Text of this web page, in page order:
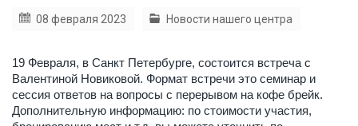
08 февраля 2023 Новости нашего центра
19 Февраля, в Санкт Петербурге, состоится встреча с
Валентиной Новиковой. Формат встречи это семинар и
сессия ответов на вопросы с перерывом на кофе брейк.
Дополнительную информацию: по стоимости участия,